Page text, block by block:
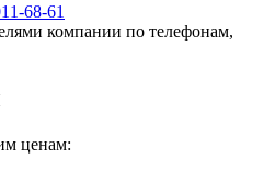
68-61
компании по телефонам,
ценам: